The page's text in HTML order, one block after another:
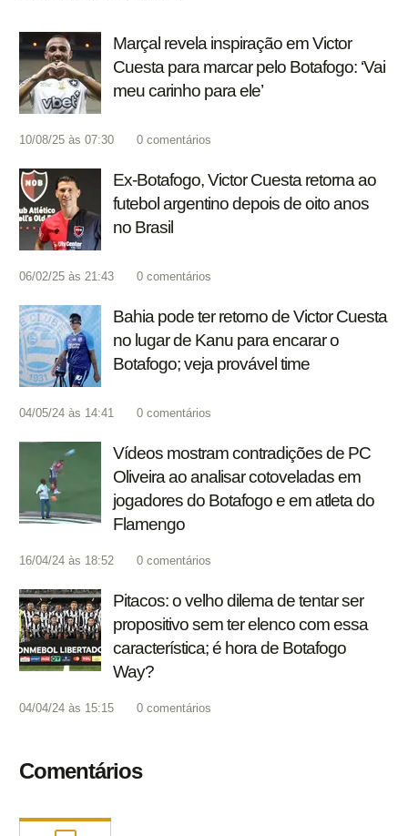
Marçal revela inspiração em Victor
Cuesta para marcar pelo Botafogo: ‘Vai
meu carinho para ele’
10/08/25 às 07:30 0 comentários
Ex-Botafogo, Victor Cuesta retorna ao
futebol argentino depois de oito anos
no Brasil
06/02/25 às 21:43 0 comentários
Bahia pode ter retorno de Victor Cuesta
no lugar de Kanu para encarar o
Botafogo; veja provável time
04/05/24 às 14:41 0 comentários
Vídeos mostram contradições de PC
Oliveira ao analisar cotoveladas em
jogadores do Botafogo e em atleta do
Flamengo
16/04/24 às 18:52 0 comentários
Pitacos: o velho dilema de tentar ser
propositivo sem ter elenco com essa
característica; é hora de Botafogo
Way?
04/04/24 às 15:15 0 comentários
Comentários